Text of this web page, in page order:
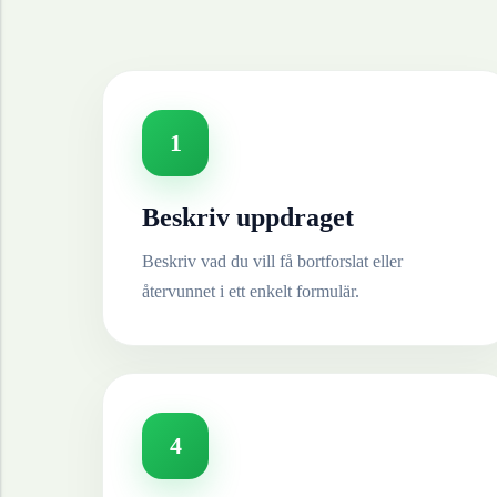
1
Beskriv uppdraget
Beskriv vad du vill få bortforslat eller
återvunnet i ett enkelt formulär.
4